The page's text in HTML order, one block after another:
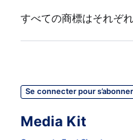
すべての商標はそれぞ
Se connecter pour
Media Kit